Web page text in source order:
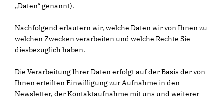
Daten“ genannt).
Nachfolgend erläutern wir, welche Daten wir von Ihnen zu
welchen Zwecken verarbeiten und welche Rechte Sie
diesbezüglich haben.
Die Verarbeitung Ihrer Daten erfolgt auf der Basis der von
Ihnen erteilten Einwilligung zur Aufnahme in den
Newsletter, der Kontaktaufnahme mit uns und weiterer